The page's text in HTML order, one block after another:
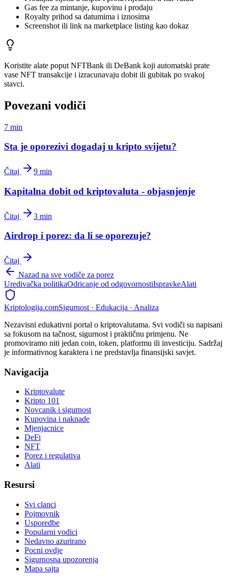
Gas fee za mintanje, kupovinu i prodaju
Royalty prihod sa datumima i iznosima
Screenshot ili link na marketplace listing kao dokaz
Koristite alate poput NFTBank ili DeBank koji automatski prate
vase NFT transakcije i izracunavaju dobit ili gubitak po svakoj
stavci.
Povezani vodiči
7 min
Sta je oporezivi dogadaj u kripto svijetu?
Čitaj 9 min
Kapitalna dobit od kriptovaluta - objasnjenje
Čitaj 3 min
Airdrop i porez: da li se oporezuje?
Čitaj
Nazad na sve vodiče za porez
Uredivačka politikaOdricanje od odgovornostiIspravkeAlati
Kriptologija.comSigurnost · Edukacija · Analiza
Nezavisni edukativni portal o kriptovalutama. Svi vodiči su napisani
sa fokusom na tačnost, sigurnost i praktičnu primjenu. Ne
promoviramo niti jedan coin, token, platformu ili investiciju. Sadržaj
je informativnog karaktera i ne predstavlja finansijski savjet.
Navigacija
Kriptovalute
Kripto 101
Novcanik i sigurnost
Kupovina i naknade
Mjenjacnice
DeFi
NFT
Porez i regulativa
Alati
Resursi
Svi clanci
Pojmovnik
Usporedbe
Popularni vodici
Nedavno azurirano
Pocni ovdje
Sigurnosna upozorenja
Mapa sajta